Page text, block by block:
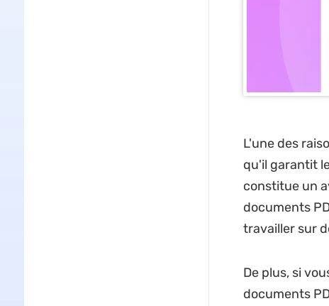
L'une des
qu'il garantit
constitue un
documents
travailler sur
De plus, si
documents